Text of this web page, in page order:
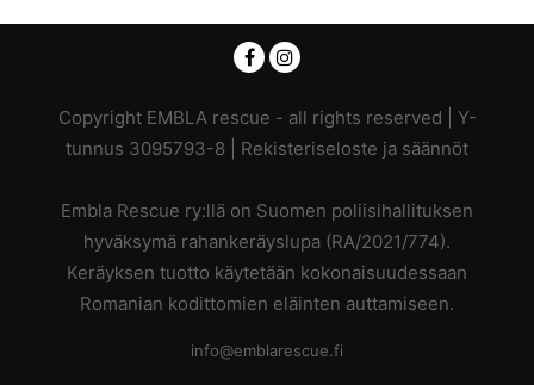
Copyright EMBLA rescue - all rights reserved | Y-
tunnus 3095793-8 | Rekisteriseloste ja säännöt
Embla Rescue ry:llä on Suomen poliisihallituksen
hyväksymä rahankeräyslupa (RA/2021/774).
Keräyksen tuotto käytetään kokonaisuudessaan
Romanian kodittomien eläinten auttamiseen.
info@emblarescue.fi